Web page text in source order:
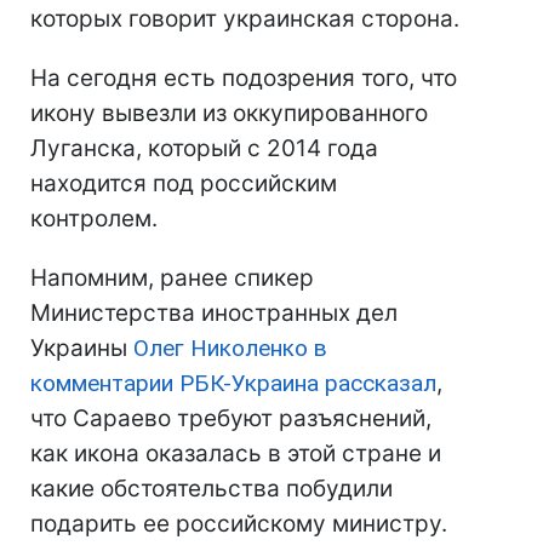
которых говорит украинская сторона.
На сегодня есть подозрения того, что
икону вывезли из оккупированного
Луганска, который с 2014 года
находится под российским
контролем.
Напомним, ранее спикер
Министерства иностранных дел
Украины Олег Николенко в
комментарии РБК-Украина рассказал,
что Сараево требуют разъяснений,
как икона оказалась в этой стране и
какие обстоятельства побудили
подарить ее российскому министру.